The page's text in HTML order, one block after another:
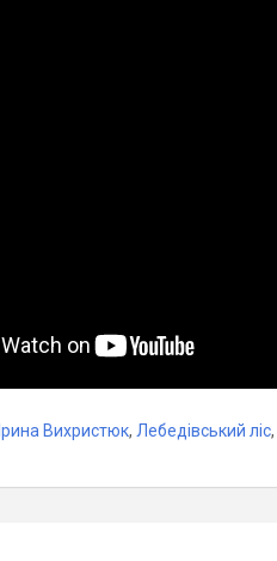
Ірина Вихристюк, Лебедівський ліс,